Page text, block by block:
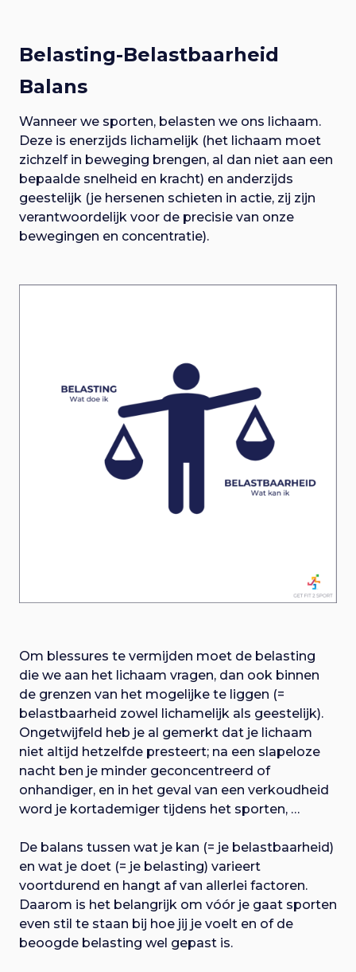
Belasting-Belastbaarheid
Balans
Wanneer we sporten, belasten we ons lichaam.
Deze is enerzijds lichamelijk (het lichaam moet
zichzelf in beweging brengen, al dan niet aan een
bepaalde snelheid en kracht) en anderzijds
geestelijk (je hersenen schieten in actie, zij zijn
verantwoordelijk voor de precisie van onze
bewegingen en concentratie).
Om blessures te vermijden moet de belasting
die we aan het lichaam vragen, dan ook binnen
de grenzen van het mogelijke te liggen (=
belastbaarheid zowel lichamelijk als geestelijk).
Ongetwijfeld heb je al gemerkt dat je lichaam
niet altijd hetzelfde presteert; na een slapeloze
nacht ben je minder geconcentreerd of
onhandiger, en in het geval van een verkoudheid
word je kortademiger tijdens het sporten, …
De balans tussen wat je kan (= je belastbaarheid)
en wat je doet (= je belasting) varieert
voortdurend en hangt af van allerlei factoren.
Daarom is het belangrijk om vóór je gaat sporten
even stil te staan bij hoe jij je voelt en of de
beoogde belasting wel gepast is.